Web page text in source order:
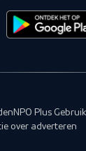
NPO Plus
over adverteren